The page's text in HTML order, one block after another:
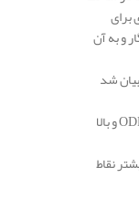
و به آن
شد
و بالا
نقاط